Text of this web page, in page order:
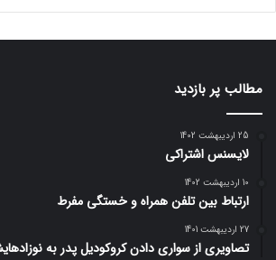
مطالب پر بازدید
25 اردیبهشت 1402
لایسنس اشتراکی
10 اردیبهشت 1402
ارتباط بین تلفن همراه و خستگی مفرط
27 اردیبهشت 1401
تصاویری از سواری دادن کروکودیل پدر به